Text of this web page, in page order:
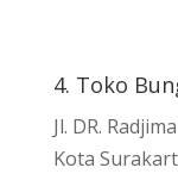
4. Toko
Jl. DR.
Kota